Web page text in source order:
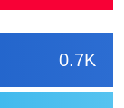
0.7K